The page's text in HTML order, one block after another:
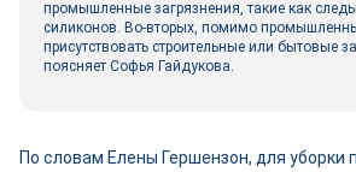
промышленные загрязнения, такие как
силиконов. Во-вторых, помимо
присутствовать строительные или бытовые
поясняет Софья Гайдукова.
По словам Елены Гершензон, для уборки